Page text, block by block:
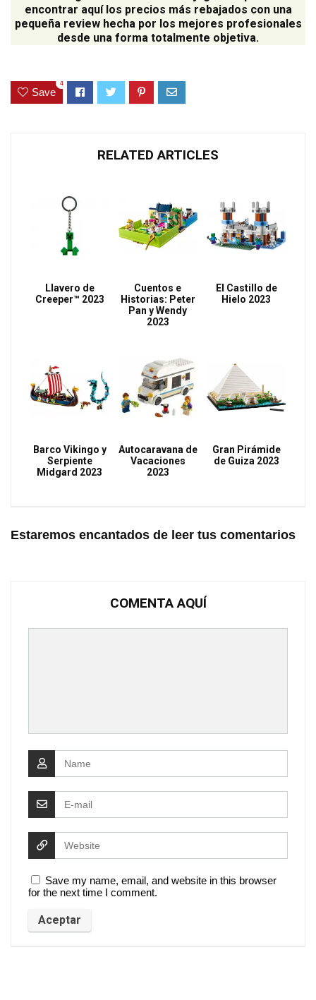
encontrar aquí los precios más rebajados con una
pequeña review hecha por los mejores profesionales
desde una forma totalmente objetiva.
Save
4
RELATED ARTICLES
Llavero de
Creeper™ 2023
Cuentos e
Historias: Peter
Pan y Wendy
2023
El Castillo de
Hielo 2023
Barco Vikingo y
Serpiente
Midgard 2023
Autocaravana de
Vacaciones
2023
Gran Pirámide
de Guiza 2023
Estaremos encantados de leer tus comentarios
COMENTA AQUÍ
Save my name, email, and website in this browser
for the next time I comment.